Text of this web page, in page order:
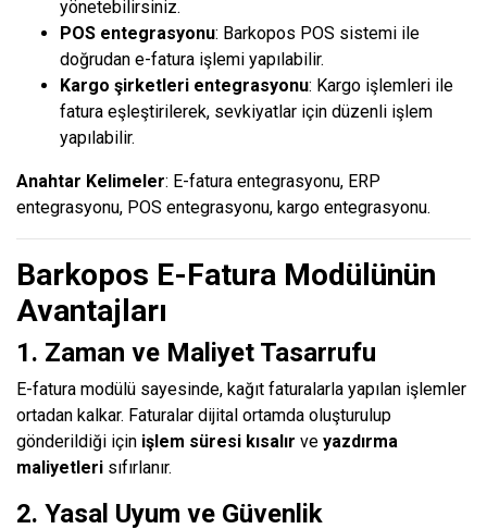
yönetebilirsiniz.
POS entegrasyonu: Barkopos POS sistemi ile
doğrudan e-fatura işlemi yapılabilir.
Kargo şirketleri entegrasyonu: Kargo işlemleri ile
fatura eşleştirilerek, sevkiyatlar için düzenli işlem
yapılabilir.
Anahtar Kelimeler: E-fatura entegrasyonu, ERP
entegrasyonu, POS entegrasyonu, kargo entegrasyonu.
Barkopos E-Fatura Modülünün
Avantajları
1. Zaman ve Maliyet Tasarrufu
E-fatura modülü sayesinde, kağıt faturalarla yapılan işlemler
ortadan kalkar. Faturalar dijital ortamda oluşturulup
gönderildiği için işlem süresi kısalır ve yazdırma
maliyetleri sıfırlanır.
2. Yasal Uyum ve Güvenlik